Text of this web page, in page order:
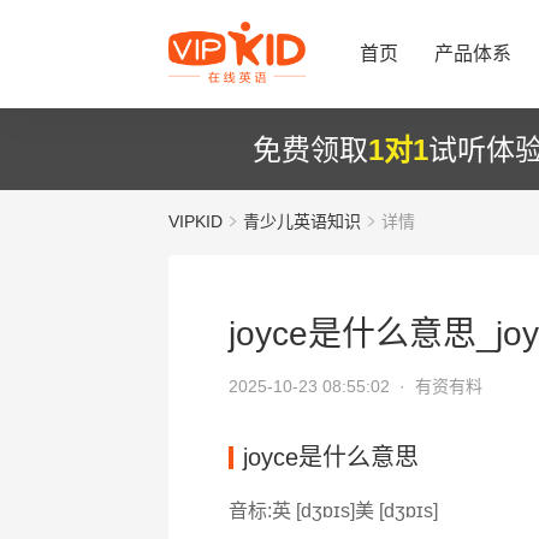
首页 产品体系
免费领取1对1试听体
VIPKID 青少儿英语知识 详情
joyce是什么意思
2025-10-23 08:55:02 · 有资有料
joyce是什么意思
音标:英 [dʒɒɪs]美 [dʒɒɪs]